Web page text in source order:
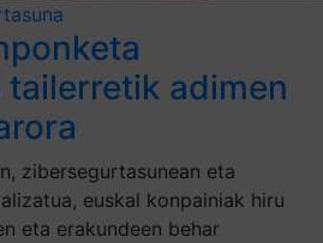
adimen
zibersegurtasunean eta
euskal konpainiak hiru
eta erakundeen behar